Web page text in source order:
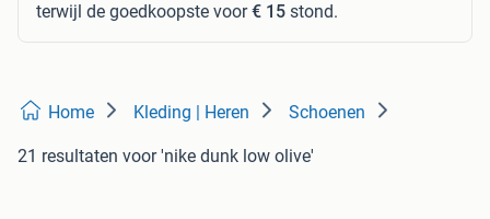
terwijl de goedkoopste voor€ 15 stond.
Home Kleding | Heren Schoenen
21 resultaten voor 'nike dunk low olive'